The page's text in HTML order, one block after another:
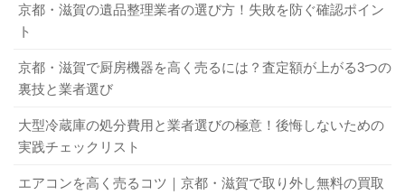
京都・滋賀の遺品整理業者の選び方！失敗を防ぐ確認ポイン
ト
京都・滋賀で厨房機器を高く売るには？査定額が上がる3つの
裏技と業者選び
大型冷蔵庫の処分費用と業者選びの極意！後悔しないための
実践チェックリスト
エアコンを高く売るコツ｜京都・滋賀で取り外し無料の買取